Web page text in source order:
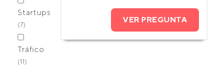
Startups
(7)
Tráfico
(11)
VER PREGUNTA